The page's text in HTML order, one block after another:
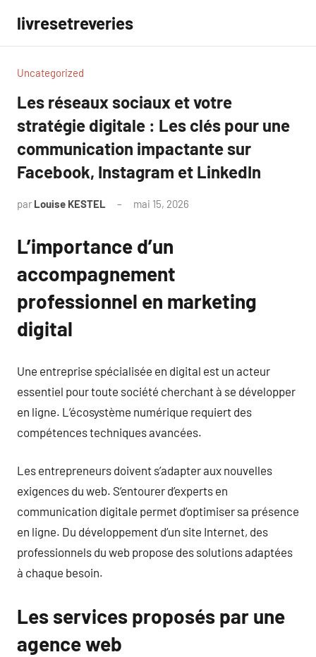
contenu
livresetreveries
Uncategorized
Les réseaux sociaux et votre
stratégie digitale : Les clés pour une
communication impactante sur
Facebook, Instagram et LinkedIn
par Louise KESTEL mai 15, 2026
L’importance d’un
accompagnement
professionnel en marketing
digital
Une entreprise spécialisée en digital est un acteur
essentiel pour toute société cherchant à se développer
en ligne. L’écosystème numérique requiert des
compétences techniques avancées.
Les entrepreneurs doivent s’adapter aux nouvelles
exigences du web. S’entourer d’experts en
communication digitale permet d’optimiser sa présence
en ligne. Du développement d’un site Internet, des
professionnels du web propose des solutions adaptées
à chaque besoin.
Les services proposés par une
agence web